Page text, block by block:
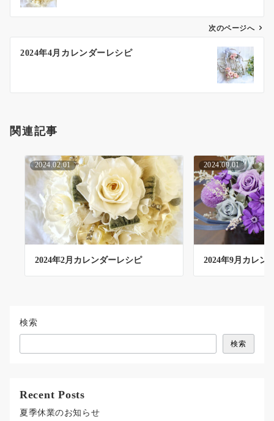
ン
次のページへ
2024年4月カレンダーレシピ
関連記事
2024.02.01
2024年2月カレンダーレシピ
2024.09.01
2024年9月カレン
検索
検索
Recent Posts
夏季休業のお知らせ